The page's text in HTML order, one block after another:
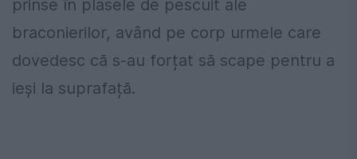
prinse în plasele de pescuit ale
braconierilor, având pe corp urmele care
dovedesc că s-au forțat să scape pentru a
ieși la suprafață.